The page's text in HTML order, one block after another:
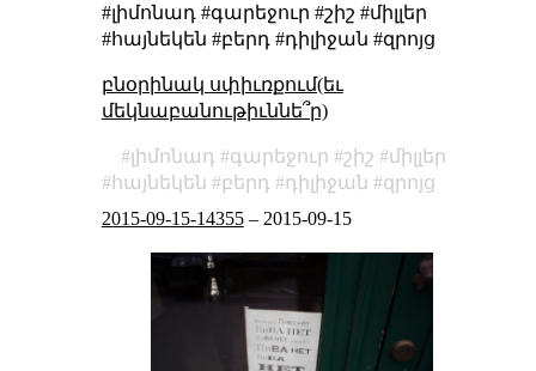
#լիմոնադ #գարեջուր #շիշ #միլլեր
#հայնեկեն #բերդ #դիլիջան #զրոյց
բնօրինակ սփիւռքում(եւ
մեկնաբանութիւննե՞ր)
լիմոնադ գարեջուր շիշ
միլլեր
հայնեկեն
բերդ դիլիջան
զրոյց
2015-09-15-14355– 2015-09-15